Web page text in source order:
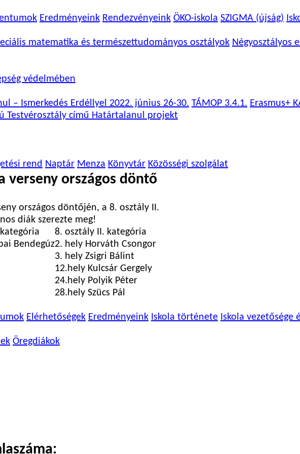
Eredményeink Rendezvényeink ÖKO-iskola SZIGMA (újság)
matematika és természettudományos osztályok Négyosztályos
védelmében
– Ismerkedés Erdéllyel 2022. június 26-30. TÁMOP 3.4.1. Erasmus+
Testvérosztály című Határtalanul projekt
rend Naptár Menza Könyvtár Közösségi szolgálat
verseny országos döntő
országos döntőjén, a 8. osztály II.
diák szerezte meg!
8. osztály II. kategória
Bendegúz2. hely Horváth Csongor
3. hely Zsigri Bálint
12.hely Kulcsár Gergely
24.hely Polyik Péter
28.hely Szücs Pál
Elérhetőségek Eredményeink Iskola története Iskola vezetősége
Öregdiákok